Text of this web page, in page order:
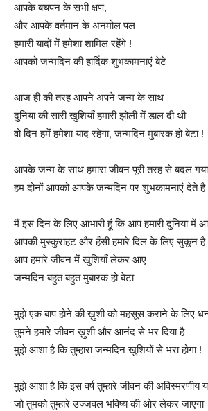
आपके बचपन के सभी क्षण,
और आपके वर्तमान के अनमोल पल
हमारी यादों में हमेशा शामिल रहेंगे !
आपको जन्मदिन की हार्दिक शुभकामनाएं बेटे
आज ही की तरह आपने अपने जन्म के साथ
दुनिया की सारी खुशियाँ हमारी झोली में डाल दी थी
वो दिन हमें हमेशा याद रहेगा, जन्मदिन मुबारक हो बेटा !
आपके जन्म के साथ हमारा जीवन पूरी तरह से बदल गया
हम दोनों आपको आपके जन्मदिन पर शुभकामनाएं देते है
मैं इस दिन के लिए आभारी हूं कि आप हमारी दुनिया में
आपकी मुस्कुराहट और हँसी हमारे दिल के लिए सुकून है
आप हमारे जीवन में खुशियाँ लेकर आए
जन्मदिन बहुत बहुत मुबारक हो बेटा
मुझे एक बाप होने की ख़ुशी को महसूस कराने के लिए
तुमने हमारे जीवन ख़ुशी और आनंद से भर दिया है
मुझे आशा है कि तुम्हारा जन्मदिन खुशियों से भरा होगा !
मुझे आशा है कि इस वर्ष तुम्हारे जीवन की अविस्मरणीय
जो तुमको तुम्हारे उज्जवल भविष्य की ओर लेकर जाएगा